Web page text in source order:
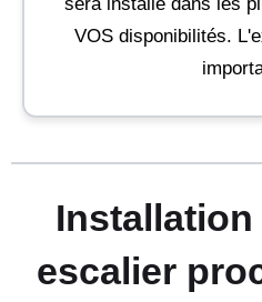
VOS disponibilités.
Installation
escalier